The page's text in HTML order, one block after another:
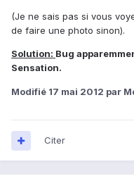
(Je ne sais pas si vous
de faire une photo sinon).
Solution: Bug
Sensation.
Modifié 17 mai 2012 par
Citer